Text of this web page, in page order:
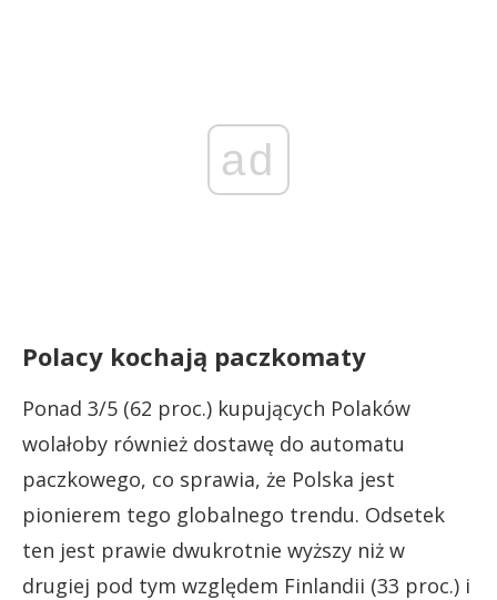
ad
Polacy kochają paczkomaty
Ponad 3/5 (62 proc.) kupujących Polaków
wolałoby również dostawę do automatu
paczkowego, co sprawia, że Polska jest
pionierem tego globalnego trendu. Odsetek
ten jest prawie dwukrotnie wyższy niż w
drugiej pod tym względem Finlandii (33 proc.) i